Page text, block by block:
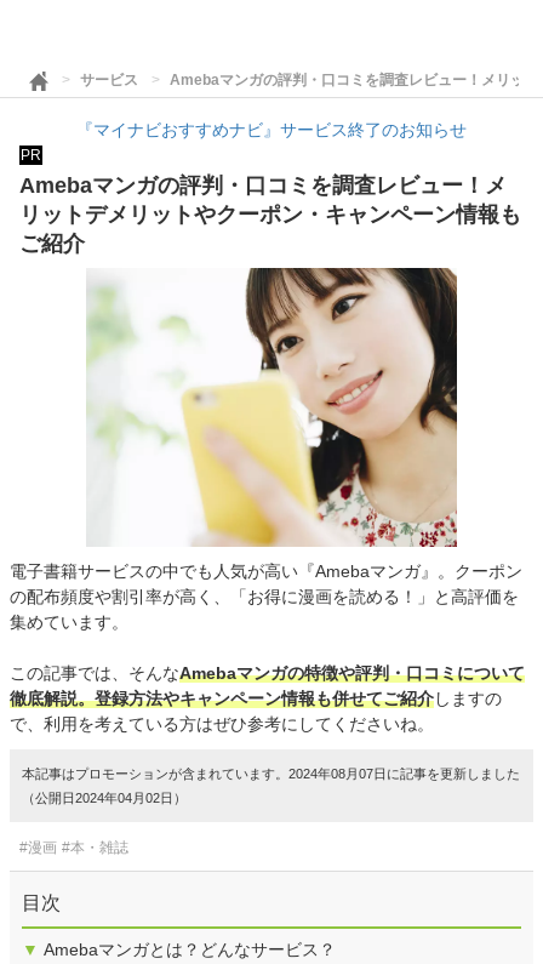
サービス Amebaマンガの評判・口コミを調査レビュー！メリッ
『マイナビおすすめナビ』サービス終了のお知らせ
PR
Amebaマンガの評判・口コミを調査レビュー！メ
リットデメリットやクーポン・キャンペーン情報も
ご紹介
電子書籍サービスの中でも人気が高い『Amebaマンガ』。クーポン
の配布頻度や割引率が高く、「お得に漫画を読める！」と高評価を
集めています。
この記事では、そんなAmebaマンガの特徴や評判・口コミについて
徹底解説。登録方法やキャンペーン情報も併せてご紹介しますの
で、利用を考えている方はぜひ参考にしてくださいね。
本記事はプロモーションが含まれています。2024年08月07日に記事を更新しました
（公開日2024年04月02日）
#漫画 #本・雑誌
目次
▼ Amebaマンガとは？どんなサービス？